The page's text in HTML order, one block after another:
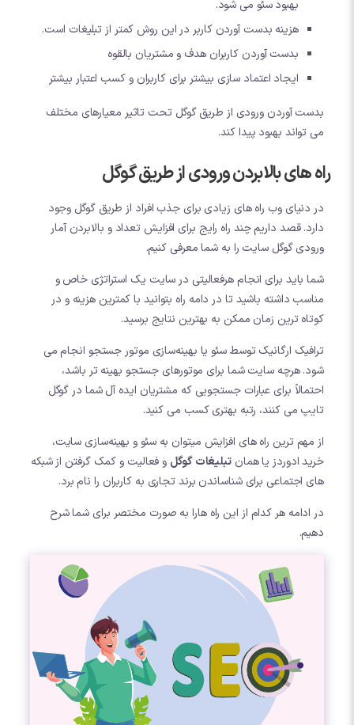
بهبود سئو می شود.
هزینه بدست آوردن کاربر در این روش کمتر از تبلیغات است.
بدست آوردن کاربران هدف و مشتریان بالقوه
ایجاد اعتماد سازی بیشتر برای کاربران و کسب اعتبار بیشتر
بدست آوردن ورودی از طریق گوگل تحت تاثیر معیارهای مختلف
می تواند بهبود پیدا کند.
راه های بالابردن ورودی از طریق گوگل
در دنیای وب راه های زیادی برای جذب افراد از طریق گوگل وجود
دارد. قصد داریم چند راه رایج برای افزایش تعداد و بالابردن آمار
ورودی گوگل سایت را به شما معرفی کنیم.
شما باید برای انجام هرفعالیتی در سایت یک استراتژی خاص و
مناسب داشته باشید تا در دامه راه بتوانید با کمترین هزینه و در
کوتاه ترین زمان ممکن به بهترین نتایج برسید.
ترافیک ارگانیک توسط سئو یا بهینه‌سازی موتور جستجو انجام می
شود. هرچه سایت شما برای موتورهای جستجو بهینه تر باشد،
احتمالاً برای عبارات جستجویی که مشتریان ایده آل شما در گوگل
تایپ می کنند، رتبه بهتری کسب می کنید.
از مهم ترین راه های افزایش میتوان به سئو و بهینه‌سازی سایت،
خرید ادوردز یا همانتبلیغات گوگل و فعالیت و کمک گرفتن از شبکه
های اجتماعی برای شناساندن برند تجاری به کاربران را نام برد.
در ادامه هر کدام از این راه هارا به صورت مختصر برای شما شرح
دهیم.